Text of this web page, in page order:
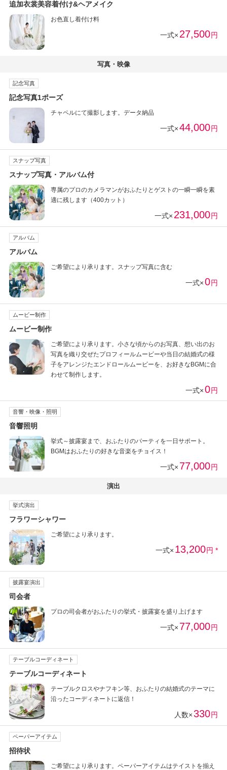
追加衣裳美容着付け&ヘアメイク
お色直し着付け料
一式× 27,500円
写真・映像
記念写真
記念写真1ポーズ
チャペルにて撮影します。データ納品
一式×44,000円
スナップ写真
スナップ写真・アルバム付
専属のプロのカメラマンがおふたりとゲストの一瞬一瞬を素
適に残します（400カット）
一式× 231,000円
アルバム
アルバム
ご希望により承ります。スナップ写真に含む
一式×0円
ムービー制作
ムービー制作
ご希望により承ります。小さな頃からのお写真、想い出のお
写真を織り交ぜたプロフィールムービーや当日の結婚式の様
子をアレンジたエンドロールムービーを、お好きなBGMに合
わせて制作します。
一式×0円
音響・映像・照明
音響照明
挙式～披露宴まで、おふたりのパーティを一日サポート。
BGMはおふたりの好きな音楽をチョイス！
一式× 77,000円
演出
挙式演出
フラワーシャワー
ご希望により承ります。
一式× 13,200円 *
披露宴演出
司会者
プロの司会者がおふたりの挙式・披露宴を盛り上げます
一式× 77,000円
テーブルコーディネート
テーブルコーディネート
テーブルクロスやナフキン等、おふたりの結婚式のテーマに
沿ったコーディネートに返信！
人数×330円
ペーパーアイテム
招待状
ご希望により承ります。ペーパーアイテムはテイストを揃え